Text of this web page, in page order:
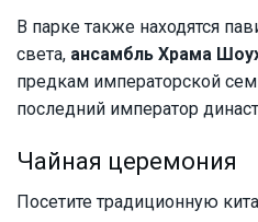
В парке также находятся
света, ансамбль Храма
предкам императорской
последний император
Чайная церемония
Посетите традиционную